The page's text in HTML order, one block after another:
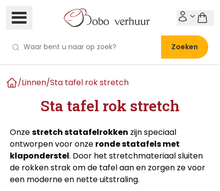
Zoeken
/Linnen/Sta tafel rok stretch
Sta tafel rok stretch
Onzestretch statafelrokken zijn speciaal
ontworpen voor onze ronde statafels met
klaponderstel. Door het stretchmateriaal sluiten
de rokken strak om de tafel aan en zorgen ze voor
een moderne en nette uitstraling.